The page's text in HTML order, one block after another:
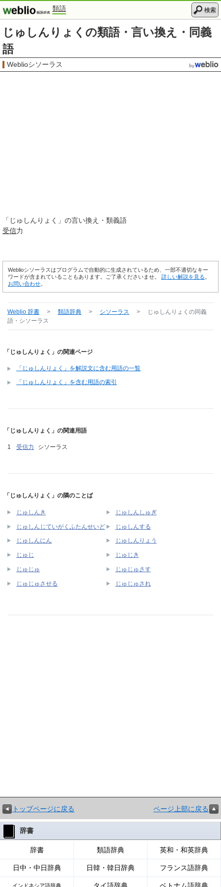
類語 検索
じゅしんりょくの類語・言い換え・同義
語
Weblioシソーラス
「 じゅしんりょく
」の言い換え・類義語
受信力
Weblioシソーラスはプログラムで自動的に生成されているため、一部不適切なキー
ワードが含まれていることもあります。ご了承くださいませ。 詳しい解説を見る
お問い合わせ
Weblio 辞書 > 類語辞典 > シソーラス > じゅしんりょく の同義
語・シソーラス
「じゅしんりょく」の関連ページ
「じゅしんりょく」を解説文に含む用語の一覧
「じゅしんりょく」を含む用語の索引
「じゅしんりょく」の関連用語
受信力 シソーラス
「じゅしんりょく」の隣のことば
じゅしんき じゅしんしゅぎ
じゅしんじていがくふたんせいど じゅしんする
じゅしんにん じゅしんりょう
じゅじ じゅじき
じゅじゅ じゅじゅさす
じゅじゅさせる じゅじゅされ
トップページに戻る ページ上部に戻る
辞書
辞書 類語辞典 英和・和英辞典
日中・中日辞典 日韓・韓日辞典 フランス語辞典
インドネシア語辞典